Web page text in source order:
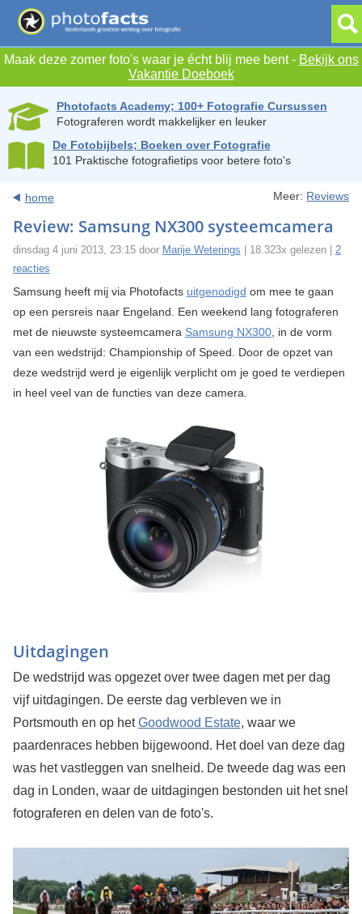
Maak deze zomer foto's waar je écht blij mee bent - Bekijk ons
Vakantie Doeboek
Photofacts Academy; 100+ Fotografie Cursussen
Fotograferen wordt makkelijker en leuker
De Fotobijbels; Boeken over Fotografie
101 Praktische fotografietips voor betere foto's
home Meer: Reviews
Review: Samsung NX300 systeemcamera
dinsdag 4 juni 2013, 23:15 door Marije Weterings | 18.323x gelezen | 2
reacties
Samsung heeft mij via Photofacts uitgenodigd om mee te gaan
op een persreis naar Engeland. Een weekend lang fotograferen
met de nieuwste systeemcamera Samsung NX300, in de vorm
van een wedstrijd: Championship of Speed. Door de opzet van
deze wedstrijd werd je eigenlijk verplicht om je goed te verdiepen
in heel veel van de functies van deze camera.
Uitdagingen
De wedstrijd was opgezet over twee dagen met per dag
vijf uitdagingen. De eerste dag verbleven we in
Portsmouth en op hetGoodwood Estate, waar we
paardenraces hebben bijgewoond. Het doel van deze dag
was het vastleggen van snelheid. De tweede dag was een
dag in Londen, waar de uitdagingen bestonden uit het snel
fotograferen en delen van de foto's.